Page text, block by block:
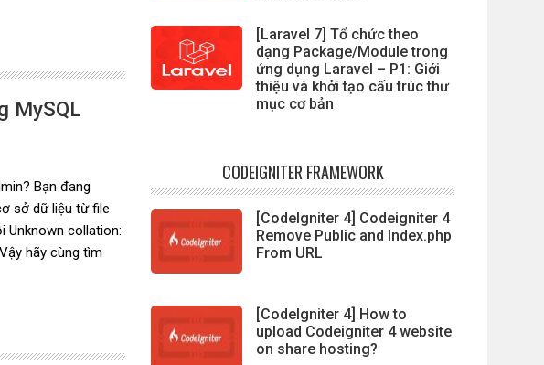
MySQL
Bạn đang
sở dữ liệu từ file
Unknown collation:
hãy cùng tìm
[Laravel 7] Tổ chức theo
dạng Package/Module trong
ứng dụng Laravel – P1: Giới
thiệu và khởi tạo cấu trúc thư
mục cơ bản
CODEIGNITER FRAMEWORK
[CodeIgniter 4] Codeigniter 4
Remove Public and Index.php
From URL
[CodeIgniter 4] How to
upload Codeigniter 4 website
on share hosting?